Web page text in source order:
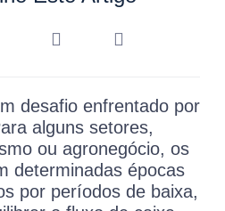
desafio enfrentado por
alguns setores,
ou agronegócio, os
determinadas épocas
por períodos de baixa,